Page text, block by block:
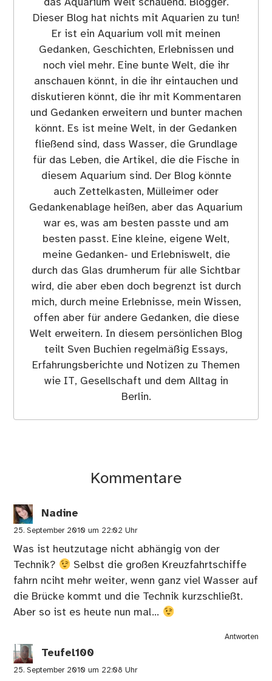
das Aquarium Welt schauend. Blogger.
Dieser Blog hat nichts mit Aquarien zu tun!
Er ist ein Aquarium voll mit meinen
Gedanken, Geschichten, Erlebnissen und
noch viel mehr. Eine bunte Welt, die ihr
anschauen könnt, in die ihr eintauchen und
diskutieren könnt, die ihr mit Kommentaren
und Gedanken erweitern und bunter machen
könnt. Es ist meine Welt, in der Gedanken
fließend sind, dass Wasser, die Grundlage
für das Leben, die Artikel, die die Fische in
diesem Aquarium sind. Der Blog könnte
auch Zettelkasten, Mülleimer oder
Gedankenablage heißen, aber das Aquarium
war es, was am besten passte und am
besten passt. Eine kleine, eigene Welt,
meine Gedanken- und Erlebniswelt, die
durch das Glas drumherum für alle Sichtbar
wird, die aber eben doch begrenzt ist durch
mich, durch meine Erlebnisse, mein Wissen,
offen aber für andere Gedanken, die diese
Welt erweitern. In diesem persönlichen Blog
teilt Sven Buchien regelmäßig Essays,
Erfahrungsberichte und Notizen zu Themen
wie IT, Gesellschaft und dem Alltag in
Berlin.
Kommentare
Nadine
25. September 2010 um 22:02 Uhr
Was ist heutzutage nicht abhängig von der
Technik?
Selbst die großen Kreuzfahrtschiffe
fahrn nciht mehr weiter, wenn ganz viel Wasser auf
die Brücke kommt und die Technik kurzschließt.
Aber so ist es heute nun mal…
Antworten
Teufel100
25. September 2010 um 22:08 Uhr